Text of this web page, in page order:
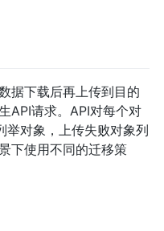
据下载后再上传到目的
API请求。API对每个对
举对象，上传失败对象列
下使用不同的迁移策